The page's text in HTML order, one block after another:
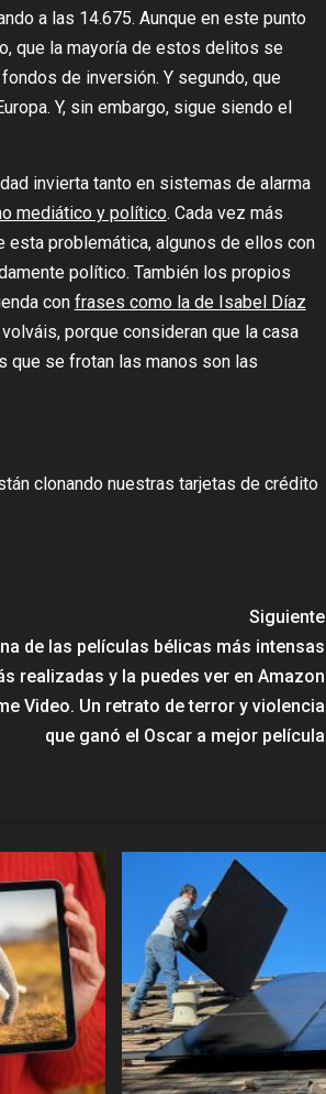
a las 14.675. Aunque en este punto
que la mayoría de estos delitos se
de inversión. Y segundo, que
Y, sin embargo, sigue siendo el
invierta tanto en sistemas de alarma
mediático y político. Cada vez más
problemática, algunos de ellos con
político. También los propios
con frases como la de Isabel Díaz
porque consideran que la casa
que se frotan las manos son las
clonando nuestras tarjetas de crédito
Siguiente
de las películas bélicas más intensas
realizadas y la puedes ver en Amazon
Video. Un retrato de terror y violencia
que ganó el Oscar a mejor película